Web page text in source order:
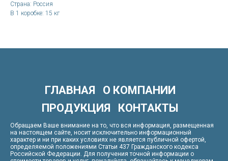
Страна: Россия
В 1 коробке: 15 кг
ГЛАВНАЯ
О КОМПАНИИ
ПРОДУКЦИЯ
КОНТАКТЫ
Обращаем Ваше внимание на то, что вся информация, размещенная
на настоящем сайте, носит исключительно информационный
характер и ни при каких условиях не является публичной офертой,
определяемой положениями Статьи 437 Гражданского кодекса
Российской Федерации. Для получения точной информации о